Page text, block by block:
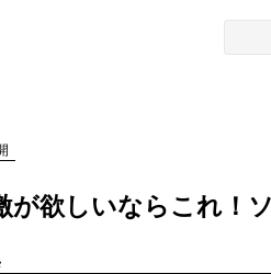
ディア
が欲しいならこれ！